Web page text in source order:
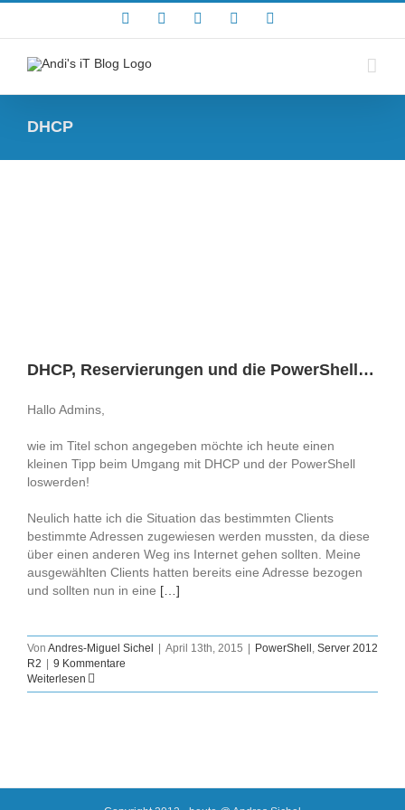
Facebook YouTube
DHCP
DHCP, Reservierungen und die PowerShell…
Hallo Admins,
wie im Titel schon angegeben möchte ich heute einen
kleinen Tipp beim Umgang mit DHCP und der PowerShell
loswerden!
Neulich hatte ich die Situation das bestimmten Clients
bestimmte Adressen zugewiesen werden mussten, da diese
über einen anderen Weg ins Internet gehen sollten. Meine
ausgewählten Clients hatten bereits eine Adresse bezogen
und sollten nun in eine […]
Von Andres-Miguel Sichel April 13th, 2015 PowerShell , Server 2012
R2
9 Kommentare
Weiterlesen